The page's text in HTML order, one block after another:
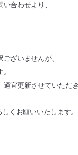
合わせより、
ざいませんが、
宜更新させていただき
くお願いいたします。